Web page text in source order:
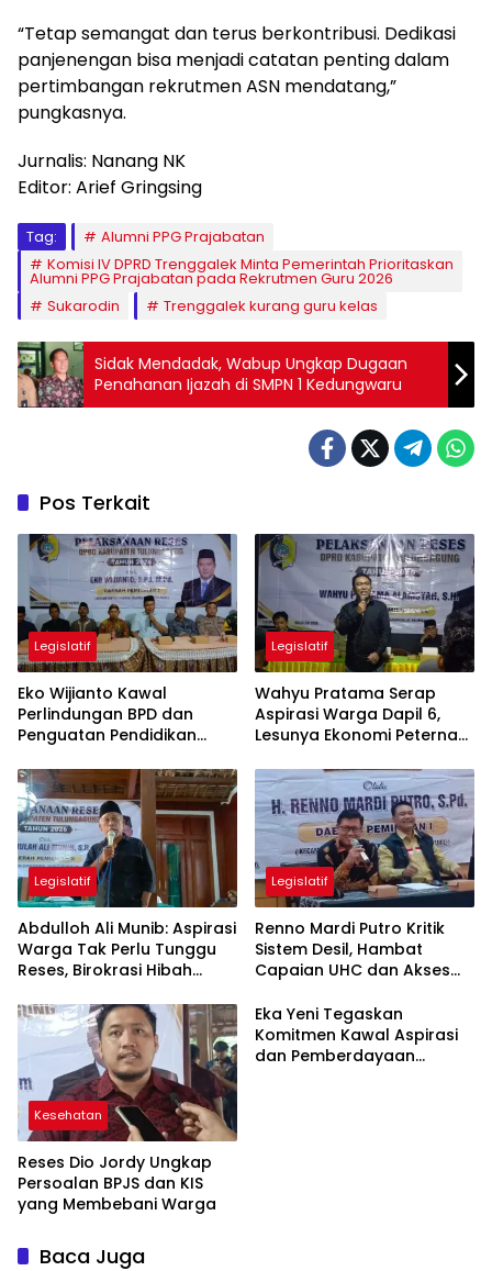
“Tetap semangat dan terus berkontribusi. Dedikasi
panjenengan bisa menjadi catatan penting dalam
pertimbangan rekrutmen ASN mendatang,”
pungkasnya.
Jurnalis: Nanang NK
Editor: Arief Gringsing
Tag:
Alumni PPG Prajabatan
Komisi IV DPRD Trenggalek Minta Pemerintah Prioritaskan
Alumni PPG Prajabatan pada Rekrutmen Guru 2026
Sukarodin
Trenggalek kurang guru kelas
Sidak Mendadak, Wabup Ungkap Dugaan
Penahanan Ijazah di SMPN 1 Kedungwaru
Pos Terkait
Legislatif
Eko Wijianto Kawal
Perlindungan BPD dan
Penguatan Pendidikan
Legislatif
Wahyu Pratama Serap
Aspirasi Warga Dapil 6,
Lesunya Ekonomi Peternak
Legislatif
Abdulloh Ali Munib: Aspirasi
Warga Tak Perlu Tunggu
Reses, Birokrasi Hibah
Legislatif
Renno Mardi Putro Kritik
Sistem Desil, Hambat
Capaian UHC dan Akses
Kesehatan
Reses Dio Jordy Ungkap
Persoalan BPJS dan KIS
yang Membebani Warga
Eka Yeni Tegaskan
Komitmen Kawal Aspirasi
dan Pemberdayaan
Baca Juga